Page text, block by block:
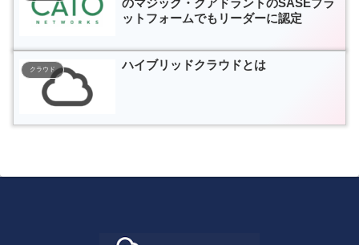
ットフォームでもリーダーに認定
クラウド ハイブリッドクラウドとは